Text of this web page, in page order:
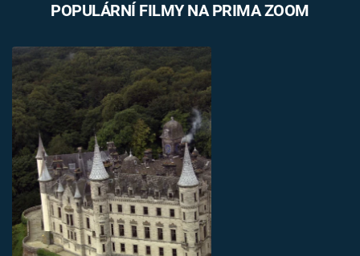
POPULÁRNÍ FILMY NA PRIMA ZOOM